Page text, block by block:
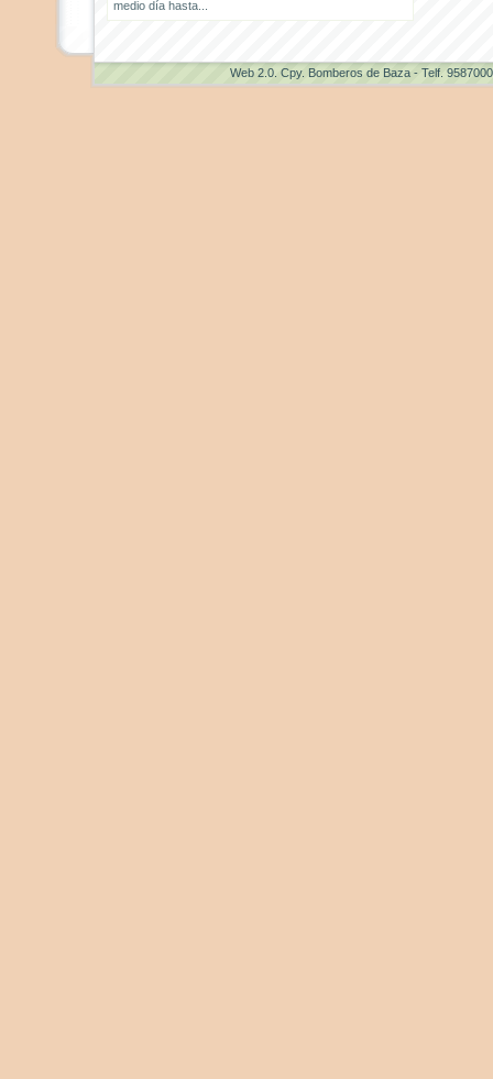
medio día hasta...
Web 2.0 . Cpy. Bomberos de Baza - Telf.